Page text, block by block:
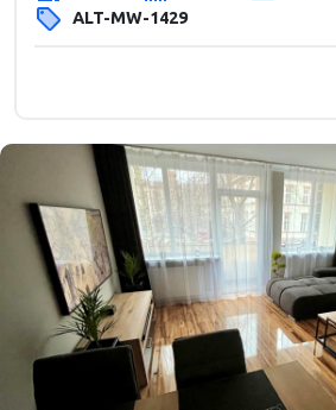
ALT-MW-1429